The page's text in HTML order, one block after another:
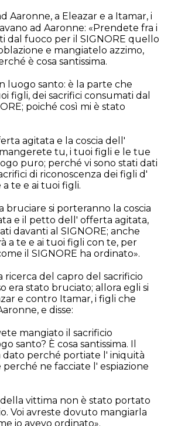
Aaronne, a Eleazar e a Itamar, i
ad Aaronne: «Prendete fra i
dal fuoco per il SIGNORE quello
e mangiatelo azzimo,
è cosa santissima.
luogo santo: è la parte che
figli, dei sacrifici consumati dal
poiché così mi è stato
agitata e la coscia dell'
tu, i tuoi figli e le tue
puro; perché vi sono stati dati
di riconoscenza dei figli d'
a te e ai tuoi figli.
bruciare si porteranno la coscia
e il petto dell' offerta agitata,
davanti al SIGNORE; anche
a te e ai tuoi figli con te, per
il SIGNORE ha ordinato».
ricerca del capro del sacrificio
era stato bruciato; allora egli si
e contro Itamar, i figli che
e disse:
mangiato il sacrificio
santo? È cosa santissima. Il
dato perché portiate l' iniquità
ne facciate l' espiazione
della vittima non è stato portato
Voi avreste dovuto mangiarla
io avevo ordinato».